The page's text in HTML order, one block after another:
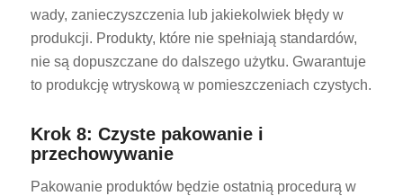
wady, zanieczyszczenia lub jakiekolwiek błędy w
produkcji. Produkty, które nie spełniają standardów,
nie są dopuszczane do dalszego użytku. Gwarantuje
to produkcję wtryskową w pomieszczeniach czystych.
Krok 8: Czyste pakowanie i
przechowywanie
Pakowanie produktów będzie ostatnią procedurą w